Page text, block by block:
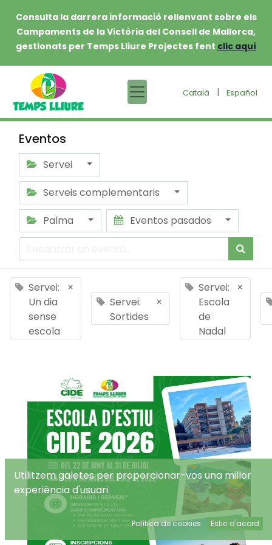
Consulta la darrera informació rellenvant sobre els
Campaments de la Victòria del Consell de Mallorca,
gestionats per Temps Lliure Projectes fent clic aquí
Català | Español
Eventos
Servei
Serveis complementaris
Palma
Eventos pasados
Servei:
Un dia
sense
escola
×
Servei:
Sortides
×
Servei:
Escola
de
Nadal
×
Utilitzem galetes per proporcionar-vos una millor
experiència d'usuari.
Política de cookies Estic d'acord